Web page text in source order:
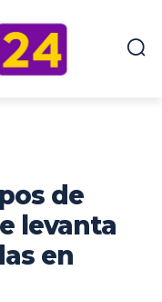
de
levanta
en